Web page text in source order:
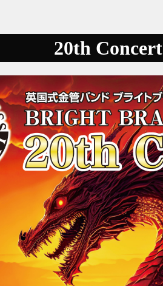
20th Concert